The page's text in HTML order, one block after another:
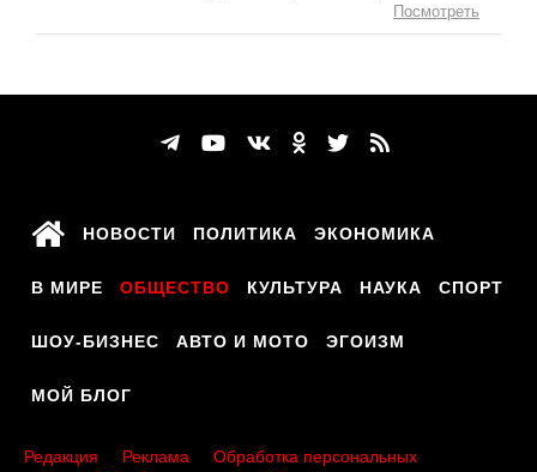
Посмотреть
НОВОСТИ ПОЛИТИКА ЭКОНОМИКА
В МИРЕ ОБЩЕСТВО КУЛЬТУРА НАУКА СПОРТ
ШОУ-БИЗНЕС АВТО И МОТО ЭГОИЗМ
МОЙ БЛОГ
Редакция Реклама
Обработка персональных